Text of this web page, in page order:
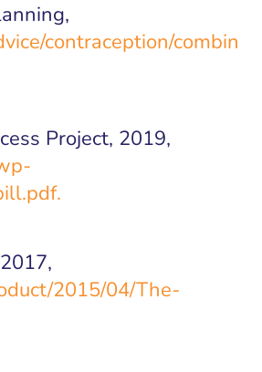
contraception/combin
Project, 2019,
2015/04/The-